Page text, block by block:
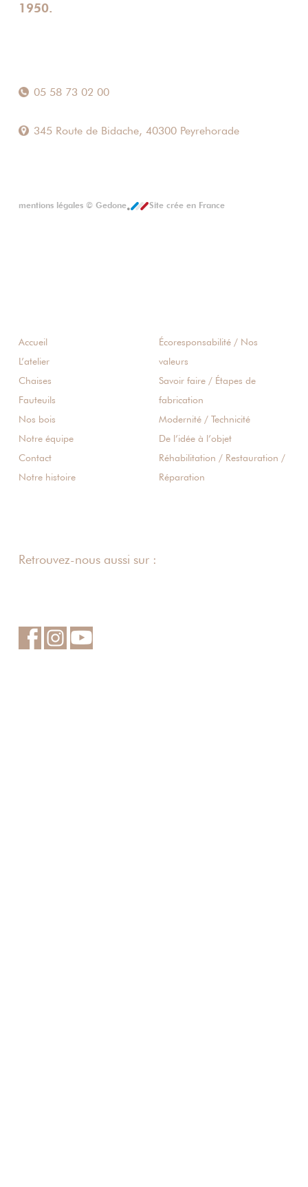
1950.
05 58 73 02 00
345 Route de Bidache, 40300 Peyrehorade
mentions légales© Gedone Site crée en France
Accueil
L’atelier
Chaises
Fauteuils
Nos bois
Notre équipe
Contact
Notre histoire
Écoresponsabilité / Nos
valeurs
Savoir faire / Étapes de
fabrication
Modernité / Technicité
De l’idée à l’objet
Réhabilitation / Restauration /
Réparation
Retrouvez-nous aussi sur :